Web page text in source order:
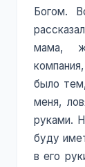
Богом.
мама,
было
меня,
руками.
буду
в его